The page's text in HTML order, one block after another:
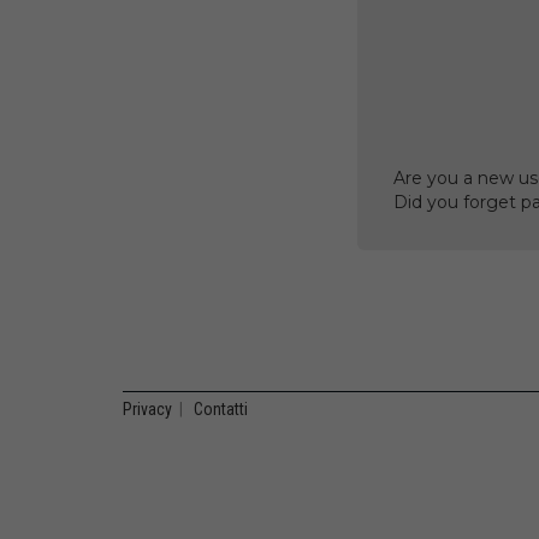
Are you a new
Did you forget
Privacy Contatti